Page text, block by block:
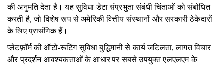
की अनुमति देता है। यह सुविधा डेटा संप्रभुता संबंधी चिंताओं को संबोधित
करती है, जो विशेष रूप से अमेरिकी वित्तीय संस्थानों और सरकारी ठेकेदारों
के लिए प्रासंगिक हैं।
प्लेटफ़ॉर्म की ऑटो-रूटिंग सुविधा बुद्धिमानी से कार्य जटिलता, लागत विचार
और प्रदर्शन आवश्यकताओं के आधार पर सबसे उपयुक्त एलएलएम के